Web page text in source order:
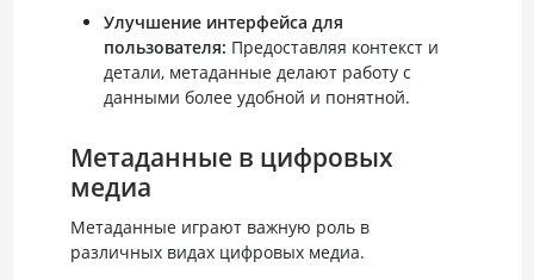
Улучшение интерфейса для
пользователя: Предоставляя контекст и
детали, метаданные делают работу с
данными более удобной и понятной.
Метаданные в цифровых
медиа
Метаданные играют важную роль в
различных видах цифровых медиа.